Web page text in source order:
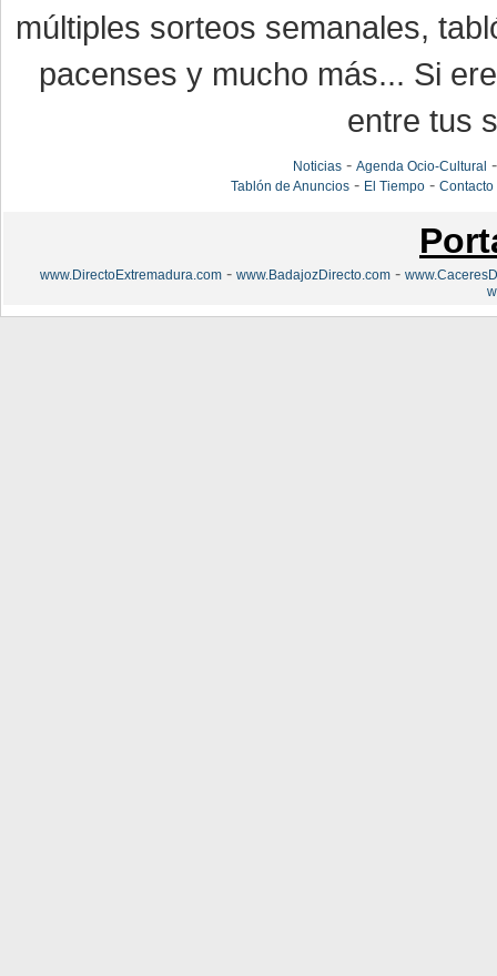
múltiples sorteos semanales,
pacenses y mucho más... Si
entre tus
Noticias- Agenda Ocio-Cultural
Tablón de Anuncios- El Tiempo- Contacto
www.DirectoExtremadura.com - www.BadajozDirecto.com -